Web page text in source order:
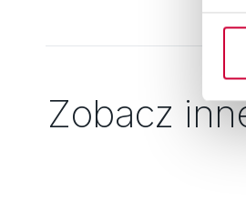
Zobacz